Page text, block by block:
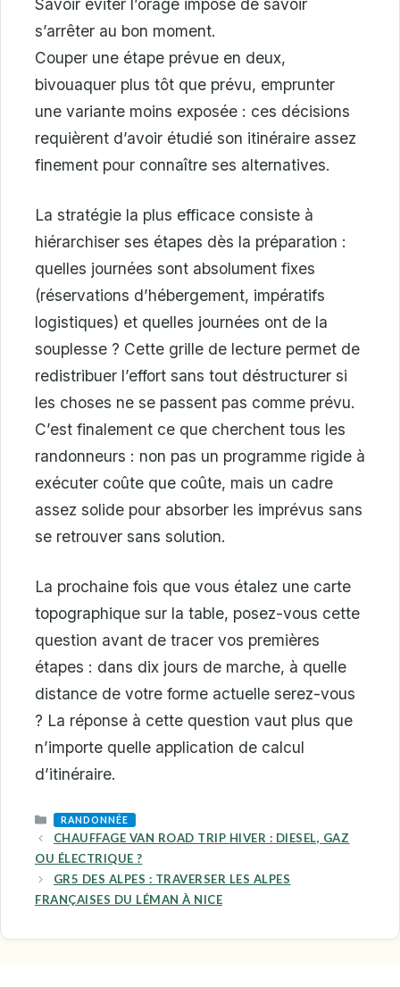
Savoir éviter l’orage impose de savoir
s’arrêter au bon moment.
Couper une étape prévue en deux,
bivouaquer plus tôt que prévu, emprunter
une variante moins exposée : ces décisions
requièrent d’avoir étudié son itinéraire assez
finement pour connaître ses alternatives.
La stratégie la plus efficace consiste à
hiérarchiser ses étapes dès la préparation :
quelles journées sont absolument fixes
(réservations d’hébergement, impératifs
logistiques) et quelles journées ont de la
souplesse ? Cette grille de lecture permet de
redistribuer l’effort sans tout déstructurer si
les choses ne se passent pas comme prévu.
C’est finalement ce que cherchent tous les
randonneurs : non pas un programme rigide à
exécuter coûte que coûte, mais un cadre
assez solide pour absorber les imprévus sans
se retrouver sans solution.
La prochaine fois que vous étalez une carte
topographique sur la table, posez-vous cette
question avant de tracer vos premières
étapes : dans dix jours de marche, à quelle
distance de votre forme actuelle serez-vous
? La réponse à cette question vaut plus que
n’importe quelle application de calcul
d’itinéraire.
CATEGORIES
RANDONNÉE
CHAUFFAGE VAN ROAD TRIP HIVER : DIESEL, GAZ
OU ÉLECTRIQUE ?
GR5 DES ALPES : TRAVERSER LES ALPES
FRANÇAISES DU LÉMAN À NICE